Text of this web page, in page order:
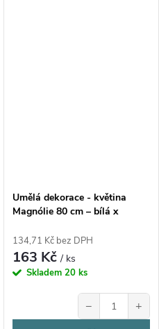
Umělá dekorace - květina
Magnólie 80 cm – bílá x
134,71 Kč bez DPH
163 Kč/ ks
Skladem 20 ks
− +